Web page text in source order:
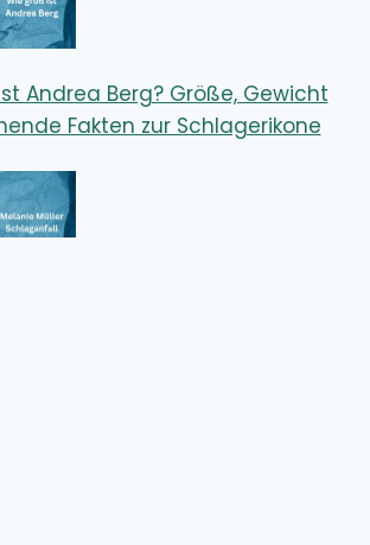
Andrea Berg? Größe, Gewicht
Fakten zur Schlagerikone